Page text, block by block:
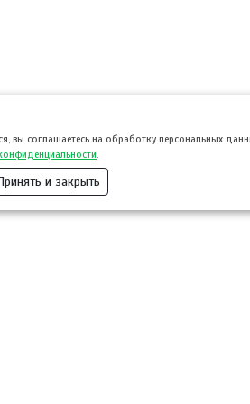
соглашаетесь на обработку персональных
и закрыть